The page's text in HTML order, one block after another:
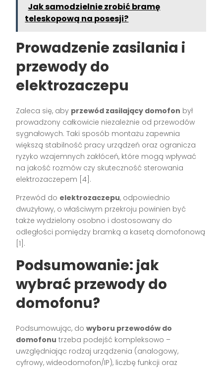
Jak samodzielnie zrobić bramę
teleskopową na posesji?
Prowadzenie zasilania i
przewody do
elektrozaczepu
Zaleca się, aby przewód zasilający domofon był
prowadzony całkowicie niezależnie od przewodów
sygnałowych. Taki sposób montażu zapewnia
większą stabilność pracy urządzeń oraz ogranicza
ryzyko wzajemnych zakłóceń, które mogą wpływać
na jakość rozmów czy skuteczność sterowania
elektrozaczepem [4] .
Przewód do elektrozaczepu, odpowiednio
dwużyłowy, o właściwym przekroju powinien być
także wydzielony osobno i dostosowany do
odległości pomiędzy bramką a kasetą domofonową
[1] .
Podsumowanie: jak
wybrać przewody do
domofonu?
Podsumowując, dowyboru przewodów do
domofonu trzeba podejść kompleksowo –
uwzględniając rodzaj urządzenia (analogowy,
cyfrowy, wideodomofon/IP), liczbę funkcji oraz